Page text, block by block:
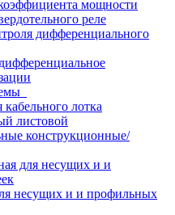
мощности
реле
дифференциального
лотка
листовой
конструкционные/
для несущих и и
несущих и и профильных